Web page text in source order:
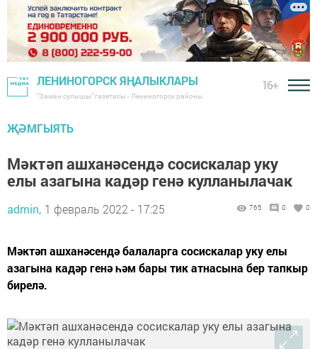
ЛЕНИНОГОРСК ЯҢАЛЫКЛАРЫ
"Заман сулышы" газетасы - Лениногорск районы
16+
ҖӘМГЫЯТЬ
Мәктәп ашханәсендә сосискалар уку
елы азагына кадәр генә кулланылачак
admin, 1 февраль 2022 - 17:25 765 0 0
Мәктәп ашханәсендә балаларга сосискалар уку елы
азагына кадәр генә һәм бары тик атнасына бер тапкыр
бирелә.